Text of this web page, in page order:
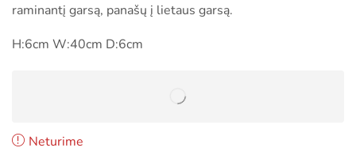
raminantį garsą, panašų į lietaus garsą.
H:6cm W:40cm D:6cm
Neturime